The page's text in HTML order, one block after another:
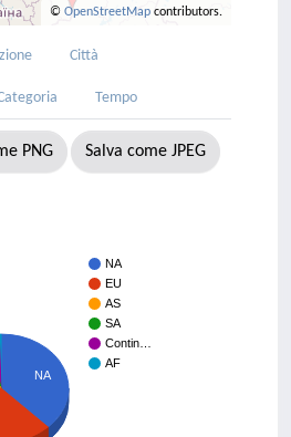
© OpenStreetMap contributors.
Città
Tempo
PNG Salva come JPEG
NA
EU
AS
SA
Contin…
AF
NA